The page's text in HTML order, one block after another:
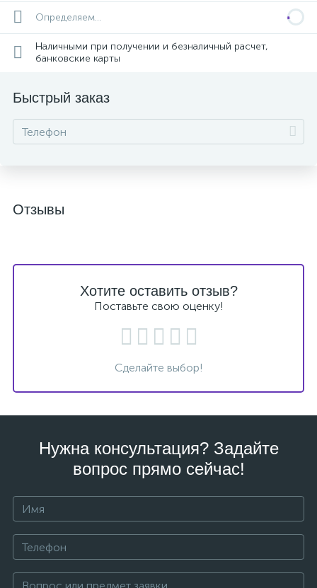
Определяем...
Наличными при получении и безналичный расчет,
банковские карты
Быстрый заказ
Отзывы
Хотите оставить отзыв?
Поставьте свою оценку!
Сделайте выбор!
Нужна консультация? Задайте
вопрос прямо сейчас!